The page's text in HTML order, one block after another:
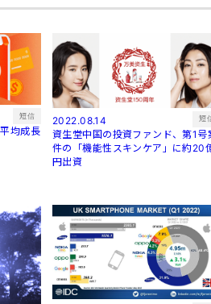
短信
均成長
2022.08.14 短
資生堂中国の投資ファンド、第1号
件の「機能性スキンケア」に約20
円出資